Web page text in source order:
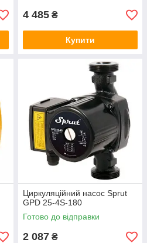
4 485 ₴
Купити
Циркуляційний насос Sprut
GPD 25-4S-180
Готово до відправки
2 087 ₴